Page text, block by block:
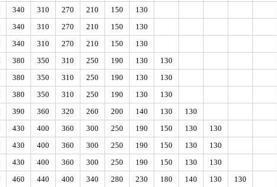
340 310 270 210 150
130
340 310 270 210 150
130
340 310 270 210 150
130
380 350 310 250 190 130
130
380 350 310 250 190 130
130
380 350 310 250 190 130
130
390 360 320 260 200 140 130
130
430 400 360 300 250 190 150 130
130
430 400 360 300 250 190 150 130
130
430 400 360 300 250 190 150 130
130
460 440 400 340 280 230 180 140 130
130